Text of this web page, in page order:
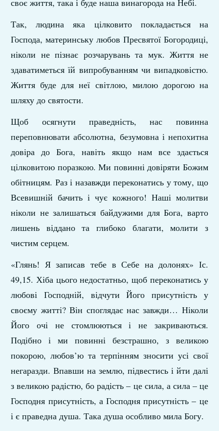
своє життя, така і буде наша винагорода на Небі.
Так, людина яка цілковито покладається на
Господа, материнську любов Пресвятої Богородиці,
ніколи не пізнає розчарувань та мук. Життя не
здаватиметься їй випробуванням чи випадковістю.
Життя буде для неї світлою, милою дорогою на
шляху до святости.
Щоб осягнути праведність, нас повинна
переповнювати абсолютна, безумовна і непохитна
довіра до Бога, навіть якщо нам все здається
цілковитою поразкою. Ми повинні довіряти Божим
обітницям. Раз і назавжди переконатись у тому, що
Всевишній бачить і чує кожного! Наші молитви
ніколи не залишаться байдужими для Бога, варто
лишень віддано та глибоко благати, молити з
чистим серцем.
«Глянь! Я записав тебе в Себе на долонях» Іс.
49,15. Хіба цього недостатньо, щоб переконатись у
любові Господній, відчути Його присутність у
своєму житті? Він споглядає нас завжди… Ніколи
Його очі не стомлюються і не закриваються.
Подібно і ми повинні безстрашно, з великою
покорою, любов’ю та терпінням зносити усі свої
негаразди. Впавши на землю, підвестись і йти далі
з великою радістю, бо радість – це сила, а сила – це
Господня присутність, а Господня присутність – це
і є праведна душа. Така душа особливо мила Богу.